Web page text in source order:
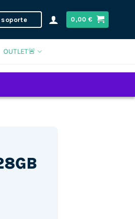
0,00€
OUTLET🚨